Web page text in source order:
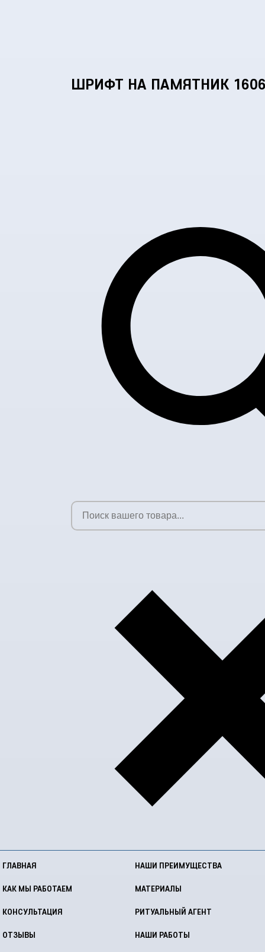
ШРИФТ НА ПАМЯТНИК
ГЛАВНАЯ НАШИ ПРЕИМУЩЕСТВА
КАК МЫ РАБОТАЕМ МАТЕРИАЛЫ
КОНСУЛЬТАЦИЯ РИТУАЛЬНЫЙ АГЕНТ
ОТЗЫВЫ НАШИ РАБОТЫ